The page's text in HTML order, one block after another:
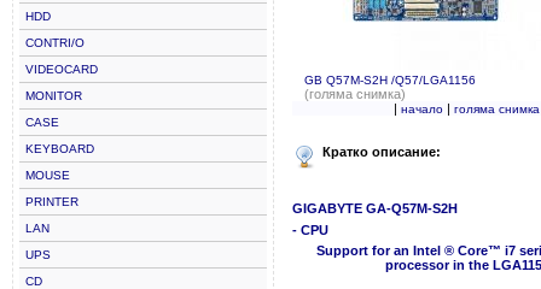
HDD
CONTRI/O
VIDEOCARD
MONITOR
CASE
KEYBOARD
MOUSE
PRINTER
LAN
UPS
CD
GB Q57M-S2H /Q57/LGA1156
(голяма снимка)
| начало| голяма снимка
Кратко описание:
GIGABYTE GA-Q57M-S2H
- CPU
Support for an Intel ® Core™ i7
processor in the